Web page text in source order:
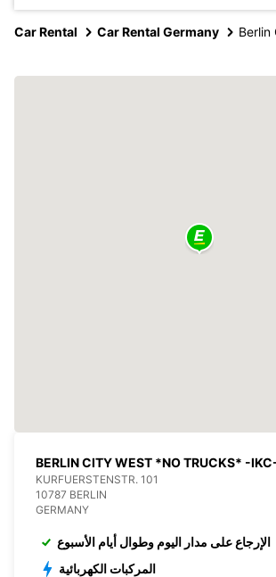
Car Rental Car Rental Germany Berlin
BERLIN CITY WEST *NO TRUCKS* -
KURFUERSTENSTR. 101
10787 BERLIN
GERMANY
الإرجاع على مدار اليوم وطوال أيام الأسبوع
المركبات الكهربائية